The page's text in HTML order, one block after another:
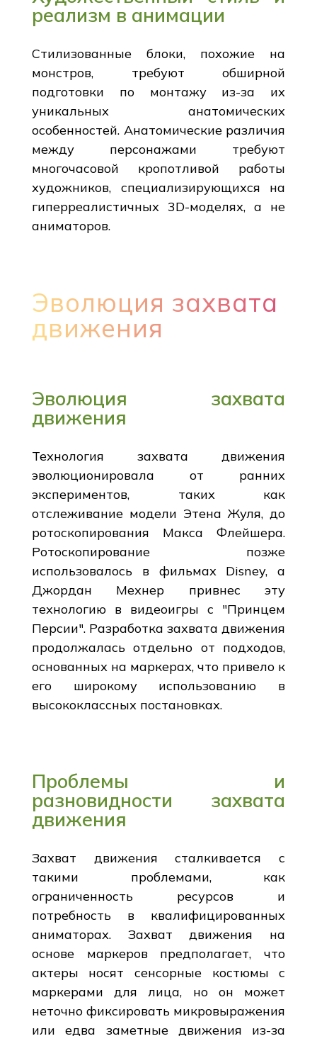
реализм в анимации
Стилизованные блоки, похожие на
монстров, требуют обширной
подготовки по монтажу из-за их
уникальных анатомических
особенностей. Анатомические различия
между персонажами требуют
многочасовой кропотливой работы
художников, специализирующихся на
гиперреалистичных 3D-моделях, а не
аниматоров.
Эволюция захвата
движения
Эволюция захвата
движения
Технология захвата движения
эволюционировала от ранних
экспериментов, таких как
отслеживание модели Этена Жуля, до
ротоскопирования Макса Флейшера.
Ротоскопирование позже
использовалось в фильмах Disney, а
Джордан Мехнер привнес эту
технологию в видеоигры с "Принцем
Персии". Разработка захвата движения
продолжалась отдельно от подходов,
основанных на маркерах, что привело к
его широкому использованию в
высококлассных постановках.
Проблемы и
разновидности захвата
движения
Захват движения сталкивается с
такими проблемами, как
ограниченность ресурсов и
потребность в квалифицированных
аниматорах. Захват движения на
основе маркеров предполагает, что
актеры носят сенсорные костюмы с
маркерами для лица, но он может
неточно фиксировать микровыражения
или едва заметные движения из-за